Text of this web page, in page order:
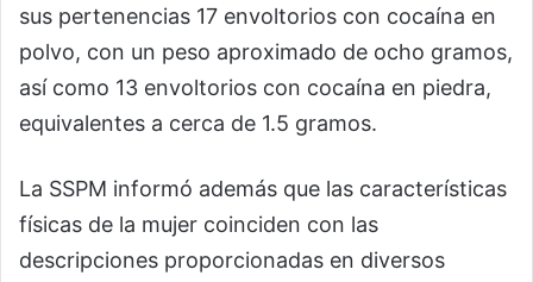
sus pertenencias 17 envoltorios con cocaína en
polvo, con un peso aproximado de ocho gramos,
así como 13 envoltorios con cocaína en piedra,
equivalentes a cerca de 1.5 gramos.
La SSPM informó además que las características
físicas de la mujer coinciden con las
descripciones proporcionadas en diversos